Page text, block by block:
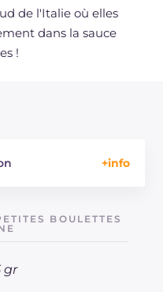
de l'Italie où elles
dans la sauce
!
BOULETTES
gr